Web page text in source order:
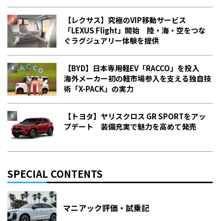
【レクサス】究極のVIP移動サービス
「LEXUS Flight」開始 陸・海・空をつな
ぐラグジュアリー体験を提供
【BYD】日本専用軽EV「RACCO」を投入
海外メーカー初の軽市場参入を支える独自技
術「X-PACK」の実力
【トヨタ】ヤリスクロス GR SPORTをアッ
プデート 装備充実で魅力を高めて発売
SPECIAL CONTENTS
マニアック評価・試乗記